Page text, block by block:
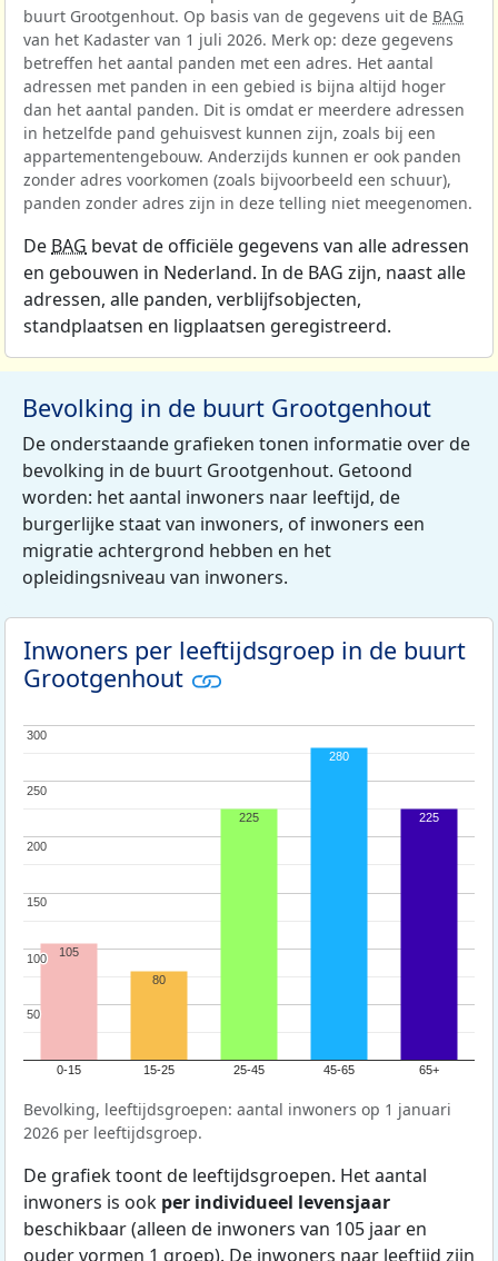
buurt Grootgenhout. Op basis van de gegevens uit de BAG
van het Kadaster van 1 juli 2026. Merk op: deze gegevens
betreffen het aantal panden met een adres. Het aantal
adressen met panden in een gebied is bijna altijd hoger
dan het aantal panden. Dit is omdat er meerdere adressen
in hetzelfde pand gehuisvest kunnen zijn, zoals bij een
appartementengebouw. Anderzijds kunnen er ook panden
zonder adres voorkomen (zoals bijvoorbeeld een schuur),
panden zonder adres zijn in deze telling niet meegenomen.
De BAG bevat de officiële gegevens van alle adressen
en gebouwen in Nederland. In de BAG zijn, naast alle
adressen, alle panden, verblijfsobjecten,
standplaatsen en ligplaatsen geregistreerd.
Bevolking in de buurt Grootgenhout
De onderstaande grafieken tonen informatie over de
bevolking in de buurt Grootgenhout. Getoond
worden: het aantal inwoners naar leeftijd, de
burgerlijke staat van inwoners, of inwoners een
migratie achtergrond hebben en het
opleidingsniveau van inwoners.
Inwoners per leeftijdsgroep in de buurt
Grootgenhout
0-15 15-25 25-45 45-65 65+
50
50
100
100
150
150
200
200
250
250
300
300
105
80
225
280
225
Bevolking, leeftijdsgroepen: aantal inwoners op 1 januari
2026 per leeftijdsgroep.
De grafiek toont de leeftijdsgroepen. Het aantal
inwoners is ook per individueel levensjaar
beschikbaar (alleen de inwoners van 105 jaar en
ouder vormen 1 groep). De inwoners naar leeftijd zijn